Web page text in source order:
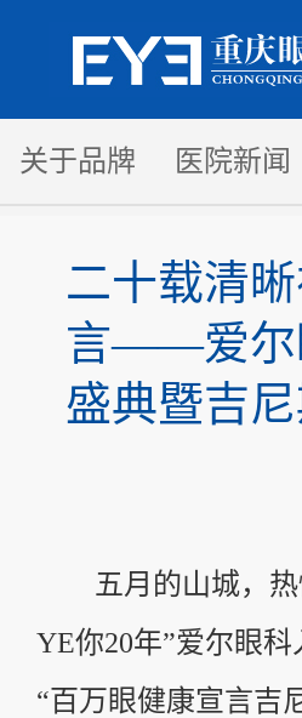
关于品牌 医院新闻
二十载清
言——爱尔
盛典暨吉
五月的山城，热
YE你20年”爱尔眼
“百万眼健康宣言吉